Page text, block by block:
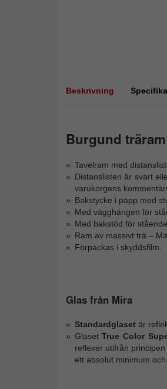
Beskrivning
Burgund
Tavelram med
Distanslisten är svart
varukorgens
Bakstycke i papp med
Med vägghängen för
Med bakstöd för
Ram av massivt trä –
Förpackas i skyddsfilm.
Glas från Mira
Standardglasetär
GlasetTrue Color
reflexer utifrån
ett absolut minimum